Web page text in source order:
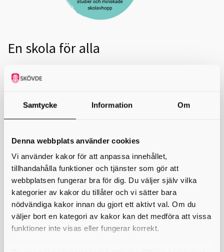
Samtycke Information Om
Denna webbplats använder cookies
Vi använder kakor för att anpassa innehållet,
tillhandahålla funktioner och tjänster som gör att
webbplatsen fungerar bra för dig. Du väljer själv vilka
kategorier av kakor du tillåter och vi sätter bara
nödvändiga kakor innan du gjort ett aktivt val. Om du
väljer bort en kategori av kakor kan det medföra att vissa
funktioner inte visas eller fungerar korrekt.
En skola för alla
den övergripande målsättningen att fler unga klarar sin
år deltagit i aktiviteter i någon av de 30 olika
projektverkstäderna.
Projektet pågick från april 2017 till mars 2020 med finansiering av
Europeiska socialfonden och medfinansiering av kommuner och
förbund.Skaraborgs Kommunalförbundvar projektägare
med
Fyrbodals kommunalförbund, Sjuhärads
kommunalförbundochSamordningsförbundet Väst som
projektpartners samt 33 medverkande kommuner.
Projektet har nått goda resultat som kan identifieras genom statistik
och fallstudier, implementerade arbetssätt, ökad kompetens hos
projektets medverkande aktörer, kommuner och organisationer samt
en förbättrad samverkan kring och med ungdomarna både internt på
skolor, men också mellan skolan, ungdomen, vårdnadshavare och